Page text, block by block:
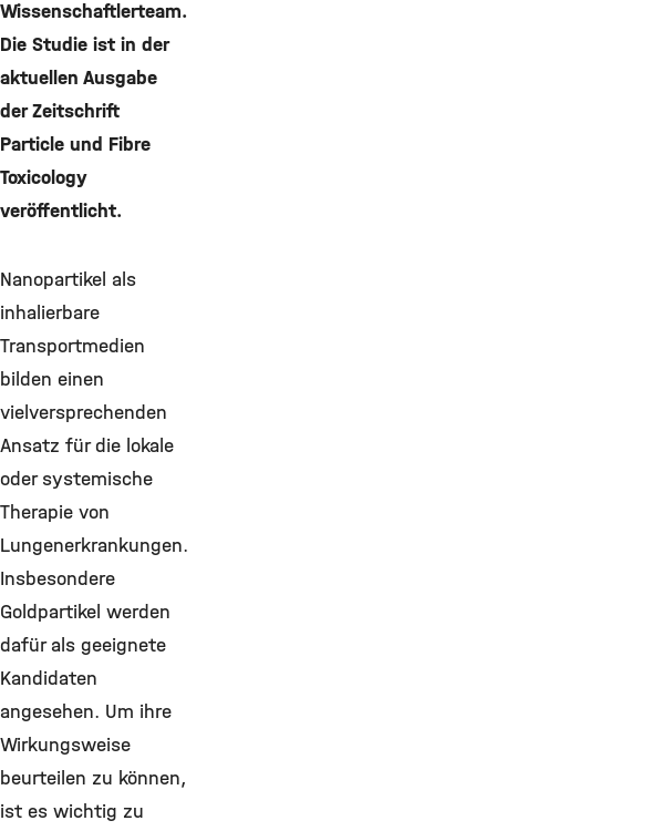
Wissenschaftlerteam.
Die Studie ist in der
aktuellen Ausgabe
der Zeitschrift
Particle und Fibre
Toxicology
veröffentlicht.
Nanopartikel als
inhalierbare
Transportmedien
bilden einen
vielversprechenden
Ansatz für die lokale
oder systemische
Therapie von
Lungenerkrankungen.
Insbesondere
Goldpartikel werden
dafür als geeignete
Kandidaten
angesehen. Um ihre
Wirkungsweise
beurteilen zu können,
ist es wichtig zu